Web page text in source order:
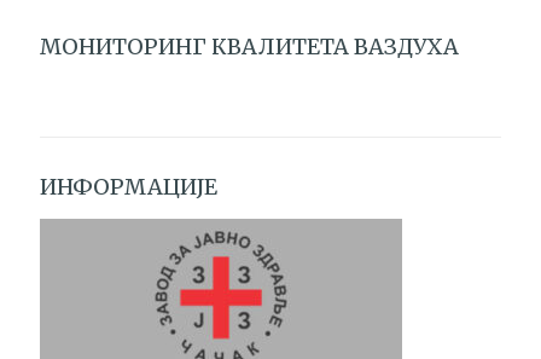
МОНИТОРИНГ КВАЛИТЕТА ВАЗДУХА
ИНФОРМАЦИЈЕ